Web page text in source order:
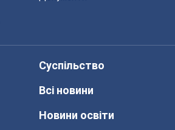
Суспільство
Всі новини
Новини освіти